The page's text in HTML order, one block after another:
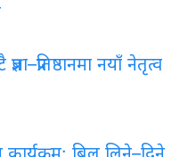
नयाँ नेतृत्व